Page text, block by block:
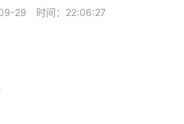
29 时间：22:06:27